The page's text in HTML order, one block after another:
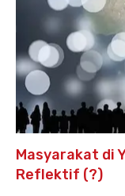
Masyarakat di
Reflektif (?)